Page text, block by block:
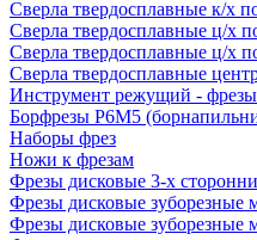
Сверла твердосплавные к/х
Сверла твердосплавные ц/х
Сверла твердосплавные ц/х
Сверла твердосплавные
Инструмент режущий - фрезы
Борфрезы Р6М5
Наборы фрез
Ножи к фрезам
Фрезы дисковые 3-х
Фрезы дисковые зуборезные
Фрезы дисковые зуборезные